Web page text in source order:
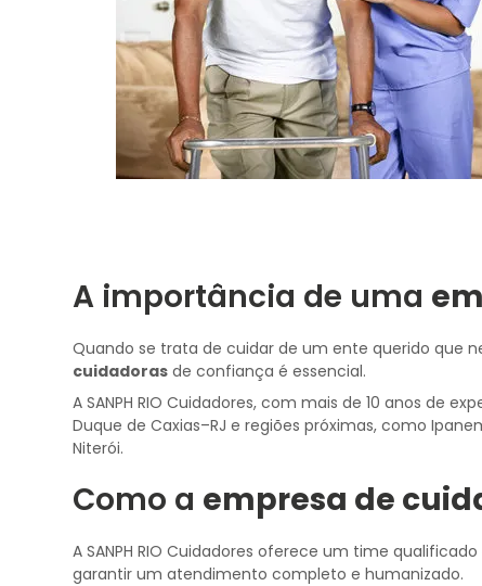
A importância de uma
Quando se trata de cuidar de um ente querido que
cuidadoras de confiança é essencial.
A SANPH RIO Cuidadores, com mais de 10 anos de
Duque de Caxias–RJ e regiões próximas, como
Niterói.
Como a empresa de
A SANPH RIO Cuidadores oferece um time
garantir um atendimento completo e humanizado.